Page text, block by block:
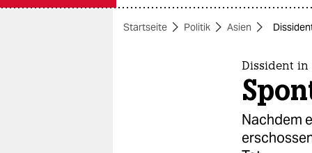
themen
Startseite Politik Asien
Dissident in
Nachdem